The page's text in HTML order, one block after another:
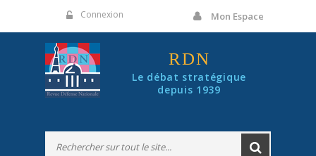
Connexion Mon Espace
RDN
Le débat stratégique
depuis 1939